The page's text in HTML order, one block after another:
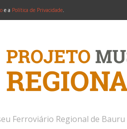
e a Política de Privacidade.
Ferroviário Regional de Bauru